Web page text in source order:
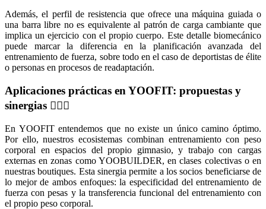
Además, el perfil de resistencia que ofrece una máquina guiada o
una barra libre no es equivalente al patrón de carga cambiante que
implica un ejercicio con el propio cuerpo. Este detalle biomecánico
puede marcar la diferencia en la planificación avanzada del
entrenamiento de fuerza, sobre todo en el caso de deportistas de élite
o personas en procesos de readaptación.
Aplicaciones prácticas en YOOFIT: propuestas y
sinergias 🏋️‍♀️🎯
En YOOFIT entendemos que no existe un único camino óptimo.
Por ello, nuestros ecosistemas combinan entrenamiento con peso
corporal en espacios del propio gimnasio, y trabajo con cargas
externas en zonas como YOOBUILDER, en clases colectivas o en
nuestras boutiques. Esta sinergia permite a los socios beneficiarse de
lo mejor de ambos enfoques: la especificidad del entrenamiento de
fuerza con pesas y la transferencia funcional del entrenamiento con
el propio peso corporal.